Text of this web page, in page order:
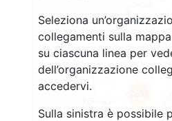
Seleziona
collegamenti sulla
su ciascuna linea per
dell’organizzazione
accedervi.
Sulla sinistra è possibile